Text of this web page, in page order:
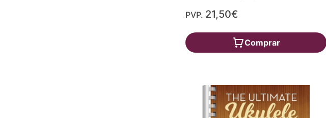
PVP. 21,50€
Comprar